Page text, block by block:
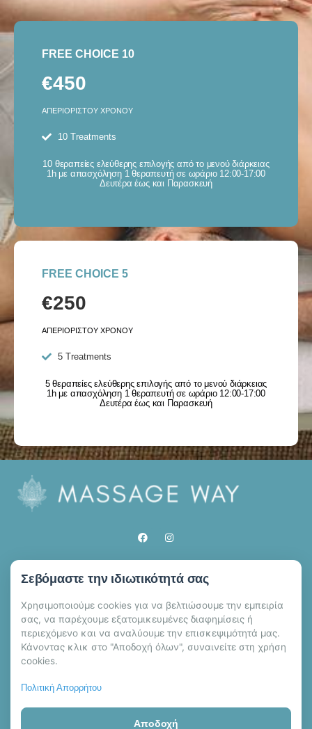
FREE CHOICE 5
€250
ΑΠΕΡΙΟΡΙΣΤΟΥ ΧΡΟΝΟΥ
5 Treatments
5 θεραπείες ελεύθερης επιλογής από το μενού διάρκειας
1h με απασχόληση 1 θεραπευτή σε ωράριο 12:00-17:00
Δευτέρα έως και Παρασκευή
FREE CHOICE 10
€450
ΑΠΕΡΙΟΡΙΣΤΟΥ ΧΡΟΝΟΥ
10 Treatments
10 θεραπείες ελεύθερης επιλογής από το μενού διάρκειας
1h με απασχόληση 1 θεραπευτή σε ωράριο 12:00-17:00
Δευτέρα έως και Παρασκευή
Καθημερινά 09:00 έως 01:00
ΤΗΛΕΦΩΝΟ ΕΠΙΚΟΙΝΩΝΙΑΣ
+30 693 348 0319
Θεραπεύτριες
Massage
Χάρτης Ιστότοπου Όροι Χρήσης
Σεβόμαστε την ιδιωτικότητά σας
Χρησιμοποιούμε cookies για να βελτιώσουμε την εμπειρία
σας, να παρέχουμε εξατομικευμένες διαφημίσεις ή
περιεχόμενο και να αναλύουμε την επισκεψιμότητά μας.
Κάνοντας κλικ στο "Αποδοχή όλων", συναινείτε στη χρήση
cookies.
Πολιτική Απορρήτου
Αποδοχή